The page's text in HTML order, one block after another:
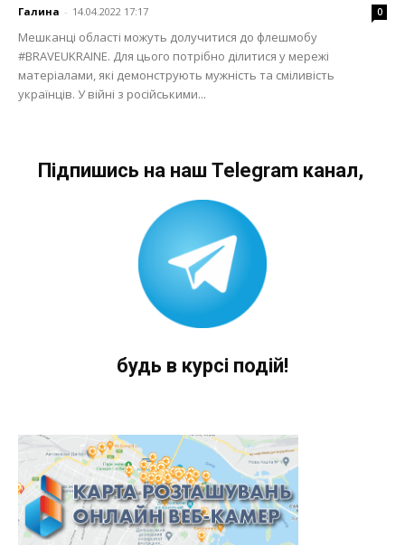
Галина - 14.04.2022 17:17 0
Мешканці області можуть долучитися до флешмобу
#BRAVEUKRAINE. Для цього потрібно ділитися у мережі
матеріалами, які демонструють мужність та сміливість
українців. У війні з російськими...
Підпишись на наш Telegram канал,
будь в курсі подій!